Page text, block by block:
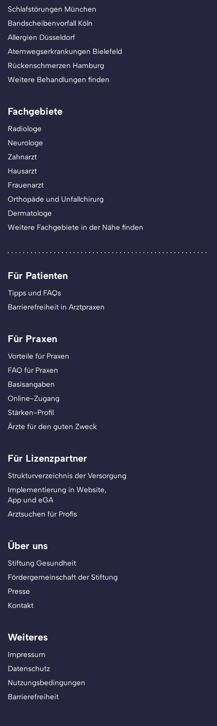
Schlafstörungen München
Bandscheibenvorfall Köln
Allergien Düsseldorf
Atemwegserkrankungen Bielefeld
Rückenschmerzen Hamburg
Weitere Behandlungen finden
Fachgebiete
Radiologe
Neurologe
Zahnarzt
Hausarzt
Frauenarzt
Orthopäde und Unfallchirurg
Dermatologe
Weitere Fachgebiete in der Nähe finden
Für Patienten
Tipps und FAQs
Barrierefreiheit in Arztpraxen
Für Praxen
Vorteile für Praxen
FAQ für Praxen
Basisangaben
Online-Zugang
Stärken-Profil
Ärzte für den guten Zweck
Für Lizenzpartner
Strukturverzeichnis der Versorgung
Implementierung in Website,
App und eGA
Arztsuchen für Profis
Über uns
Stiftung Gesundheit
Fördergemeinschaft der Stiftung
Presse
Kontakt
Weiteres
Impressum
Datenschutz
Nutzungsbedingungen
Barrierefreiheit